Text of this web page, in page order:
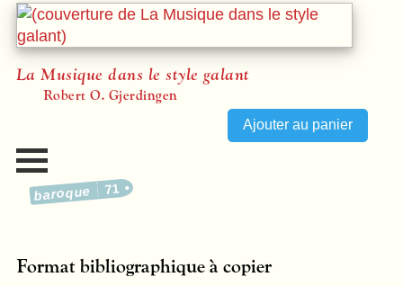
La Musique dans le style galant
Robert O. Gjerdingen
baroque 71
Format bibliographique à copier